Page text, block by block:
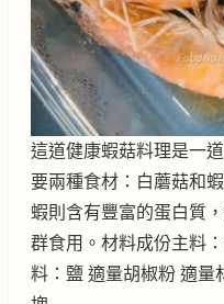
這道健康蝦菇料理是一
要兩種食材：白蘑菇和
蝦則含有豐富的蛋白質
群食用。材料成份主料
料：鹽 適量胡椒粉 適量